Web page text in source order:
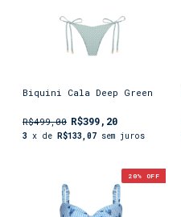
Biquini Cala Deep Green
R$499,00 R$399,20
3 x de R$133,07 sem juros
20% OFF